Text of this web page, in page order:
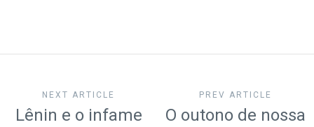
NEXT ARTICLE
Lênin e o infame
PREV ARTICLE
O outono de nossa